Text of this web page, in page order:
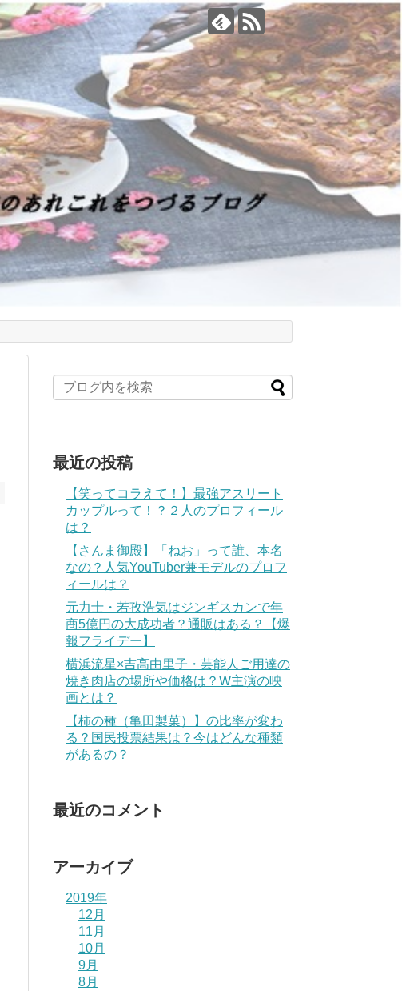
最近の投稿
【笑ってコラえて！】最強アスリート
カップルって！？２人のプロフィール
は？
【さんま御殿】「ねお」って誰、本名
なの？人気YouTuber兼モデルのプロフ
ィールは？
元力士・若孜浩気はジンギスカンで年
商5億円の大成功者？通販はある？【爆
報フライデー】
横浜流星×吉高由里子・芸能人ご用達の
焼き肉店の場所や価格は？W主演の映
画とは？
【柿の種（亀田製菓）】の比率が変わ
る？国民投票結果は？今はどんな種類
があるの？
最近のコメント
アーカイブ
2019年
12月
11月
10月
9月
8月